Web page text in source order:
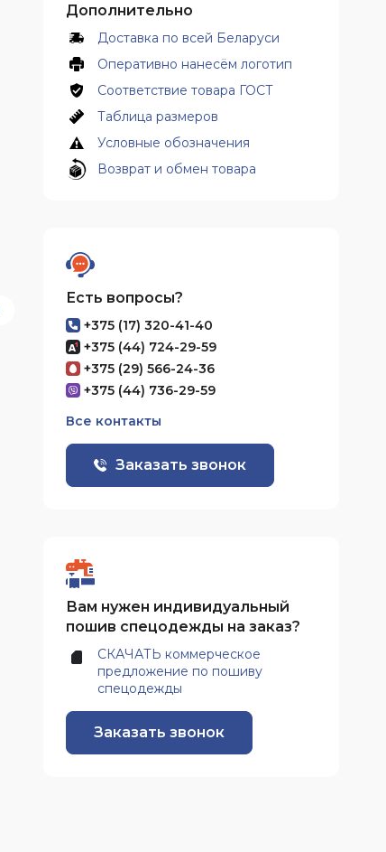
Дополнительно
Доставка по всей Беларуси
Оперативно нанесём логотип
Соответствие товара ГОСТ
Таблица размеров
Условные обозначения
Возврат и обмен товара
Есть вопросы?
+375 (17) 320-41-40
+375 (44) 724-29-59
+375 (29) 566-24-36
+375 (44) 736-29-59
Все контакты
Заказать звонок
Вам нужен индивидуальный
пошив спецодежды на заказ?
СКАЧАТЬ коммерческое
предложение по пошиву
спецодежды
Заказать звонок